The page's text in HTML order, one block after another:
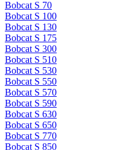
Bobcat S 70
Bobcat S 100
Bobcat S 130
Bobcat S 175
Bobcat S 300
Bobcat S 510
Bobcat S 530
Bobcat S 550
Bobcat S 570
Bobcat S 590
Bobcat S 630
Bobcat S 650
Bobcat S 770
Bobcat S 850